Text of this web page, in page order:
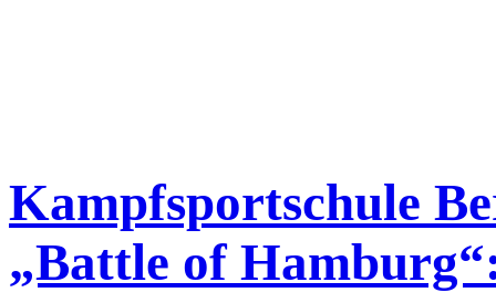
Kampfsportschule
„Battle of